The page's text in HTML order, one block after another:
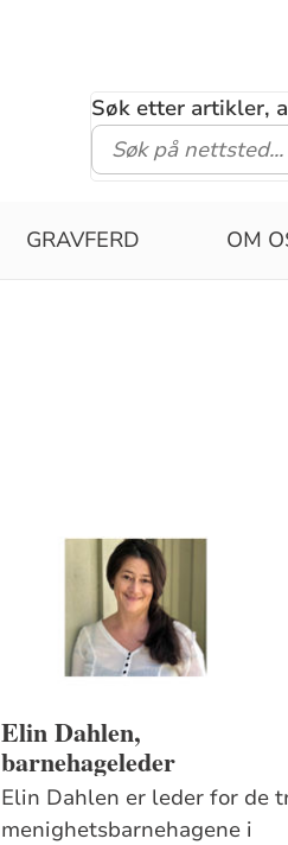
Søk etter artikler,
GRAVFERD OM
Elin Dahlen,
barnehageleder
Elin Dahlen er leder for de
menighetsbarnehagene i